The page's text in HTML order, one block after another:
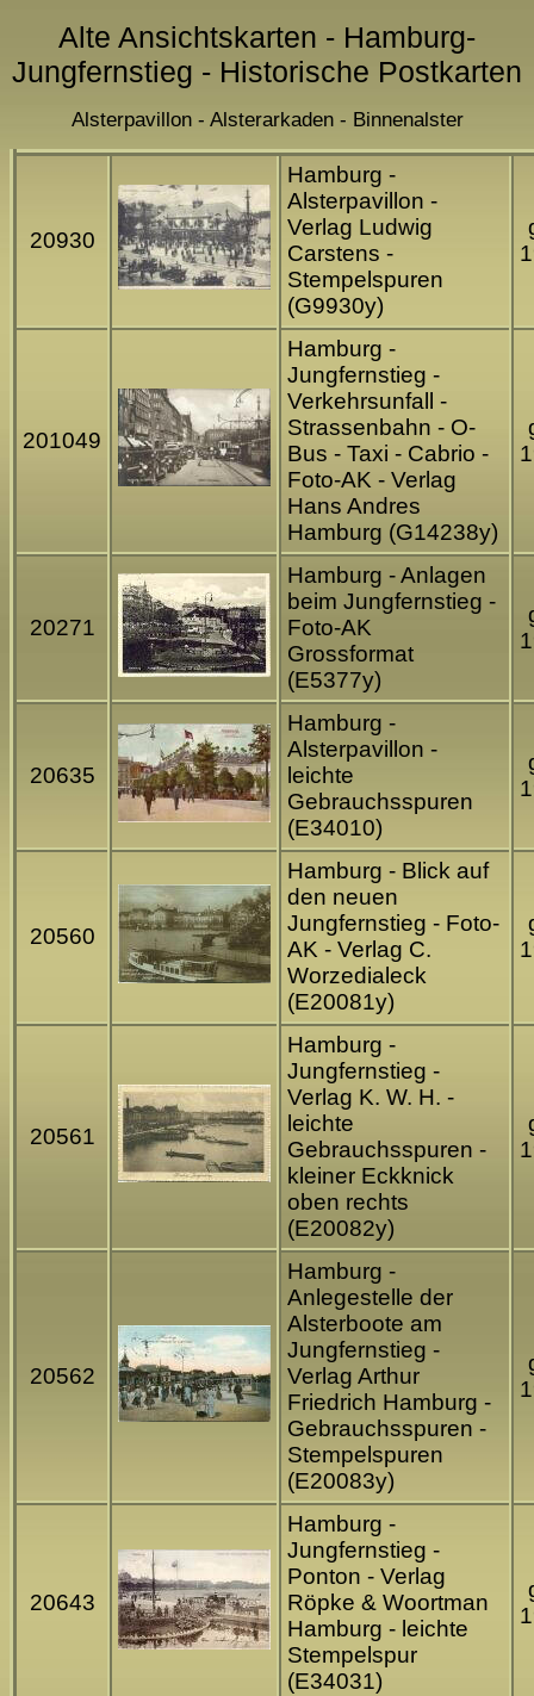
Alte Ansichtskarten - Hamburg-
Jungfernstieg - Historische Postkarten
Alsterpavillon - Alsterarkaden - Binnenalster
20930
Hamburg -
Alsterpavillon -
Verlag Ludwig
Carstens -
Stempelspuren
(G9930y)
201049
Hamburg -
Jungfernstieg -
Verkehrsunfall -
Strassenbahn - O-
Bus - Taxi - Cabrio -
Foto-AK - Verlag
Hans Andres
Hamburg (G14238y)
20271
Hamburg - Anlagen
beim Jungfernstieg -
Foto-AK
Grossformat
(E5377y)
20635
Hamburg -
Alsterpavillon -
leichte
Gebrauchsspuren
(E34010)
20560
Hamburg - Blick auf
den neuen
Jungfernstieg - Foto-
AK - Verlag C.
Worzedialeck
(E20081y)
20561
Hamburg -
Jungfernstieg -
Verlag K. W. H. -
leichte
Gebrauchsspuren -
kleiner Eckknick
oben rechts
(E20082y)
20562
Hamburg -
Anlegestelle der
Alsterboote am
Jungfernstieg -
Verlag Arthur
Friedrich Hamburg -
Gebrauchsspuren -
Stempelspuren
(E20083y)
20643
Hamburg -
Jungfernstieg -
Ponton - Verlag
Röpke & Woortman
Hamburg - leichte
Stempelspur
(E34031)